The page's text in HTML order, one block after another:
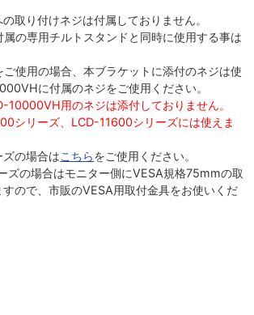
取り付けネジは付属しておりません。
の専用チルトスタンドと同時に使用する事は
使用の場合、本ブラケットに添付のネジは使
に付属のネジをご使用ください。
10000VH用のネジは添付しておりません。
シリーズ、LCD-11600シリーズには使えま
の場合はこちらをご使用ください。
ズの場合はモニター側にVESA規格75mmの取
すので、市販のVESA用取付金具をお使いくだ